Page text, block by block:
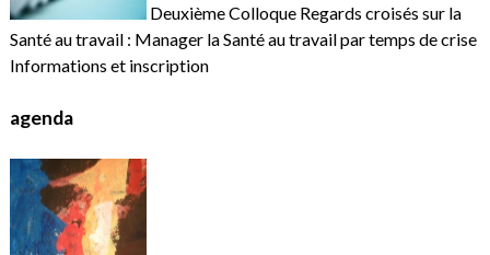
Deuxième Colloque Regards croisés sur la
Santé au travail : Manager la Santé au travail par temps de crise
Informations et inscription
agenda